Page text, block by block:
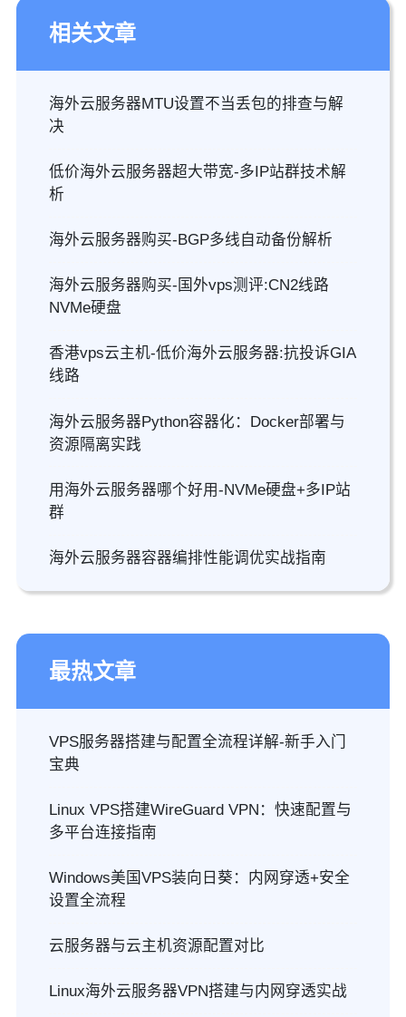
相关文章
海外云服务器MTU设置不当丢包的排查与解
决
低价海外云服务器超大带宽-多IP站群技术解
析
海外云服务器购买-BGP多线自动备份解析
海外云服务器购买-国外vps测评:CN2线路
NVMe硬盘
香港vps云主机-低价海外云服务器:抗投诉GIA
线路
海外云服务器Python容器化：Docker部署与
资源隔离实践
用海外云服务器哪个好用-NVMe硬盘+多IP站
群
海外云服务器容器编排性能调优实战指南
最热文章
VPS服务器搭建与配置全流程详解-新手入门
宝典
Linux VPS搭建WireGuard VPN：快速配置与
多平台连接指南
Windows美国VPS装向日葵：内网穿透+安全
设置全流程
云服务器与云主机资源配置对比
Linux海外云服务器VPN搭建与内网穿透实战